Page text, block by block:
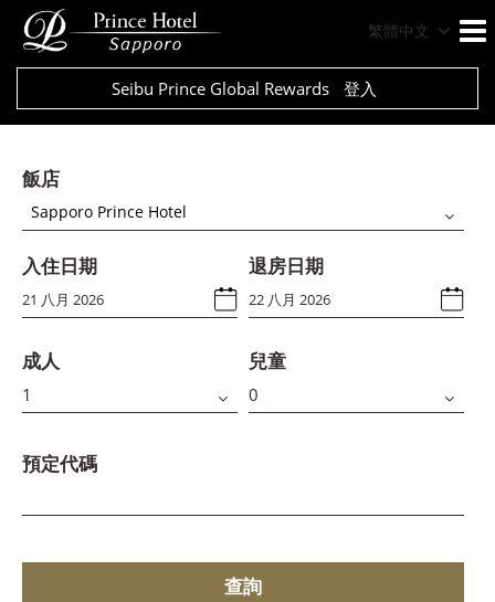
繁體中文
Seibu Prince Global Rewards 登入
飯店
Sapporo Prince Hotel
入住日期 退房日期
成人 兒童
預定代碼
查詢